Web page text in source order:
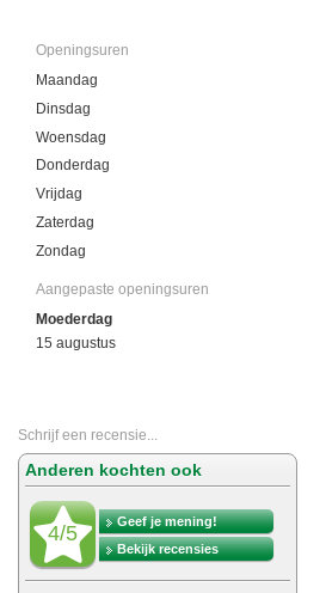
Openingsuren
Maandag
Dinsdag
Woensdag
Donderdag
Vrijdag
Zaterdag
Zondag
Aangepaste openingsuren
Moederdag
15 augustus
Schrijf een recensie...